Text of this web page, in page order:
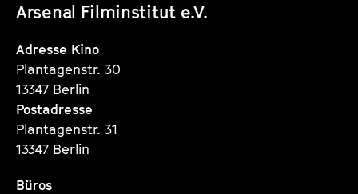
Arsenal Filminstitut e.V.
Instagram
Seite
Instagram
Seite
Instagram
Adresse Kino
Plantagenstr. 30
13347 Berlin
Postadresse
Plantagenstr. 31
13347 Berlin
Büros